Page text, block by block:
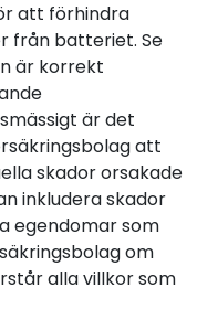
att förhindra
från batteriet. Se
är korrekt
är det
att
skador orsakade
inkludera skador
egendomar som
om
alla villkor som